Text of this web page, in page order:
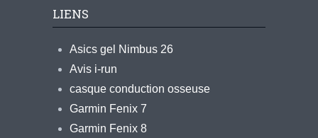
LIENS
Asics gel Nimbus 26
Avis i-run
casque conduction osseuse
Garmin Fenix 7
Garmin Fenix 8